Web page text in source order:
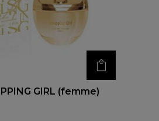
GIRL (femme)